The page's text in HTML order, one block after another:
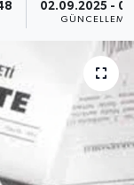
02.09.2025 -
GÜNCELLEME